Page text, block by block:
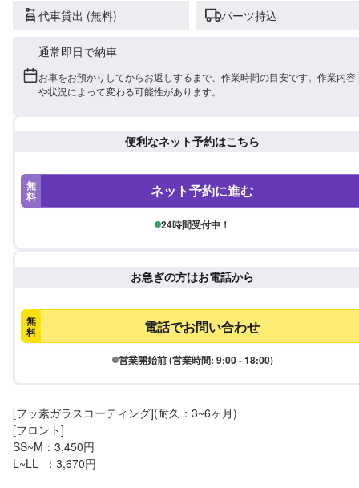
代車貸出 (無料) パーツ持込
通常即日で納車
お車をお預かりしてからお返しするまで、作業時間の目安です。作業内容
や状況によって変わる可能性があります。
便利なネット予約はこちら
無
料 ネット予約に進む
24時間受付中！
お急ぎの方はお電話から
無
料 電話でお問い合わせ
営業開始前 (営業時間: 9:00 - 18:00)
[フッ素ガラスコーティング](耐久：3~6ヶ月)
[フロント]
SS~M：3,450円
L~LL  ：3,670円